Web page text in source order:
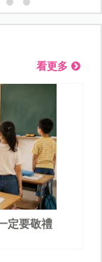
看更多
定要敬禮